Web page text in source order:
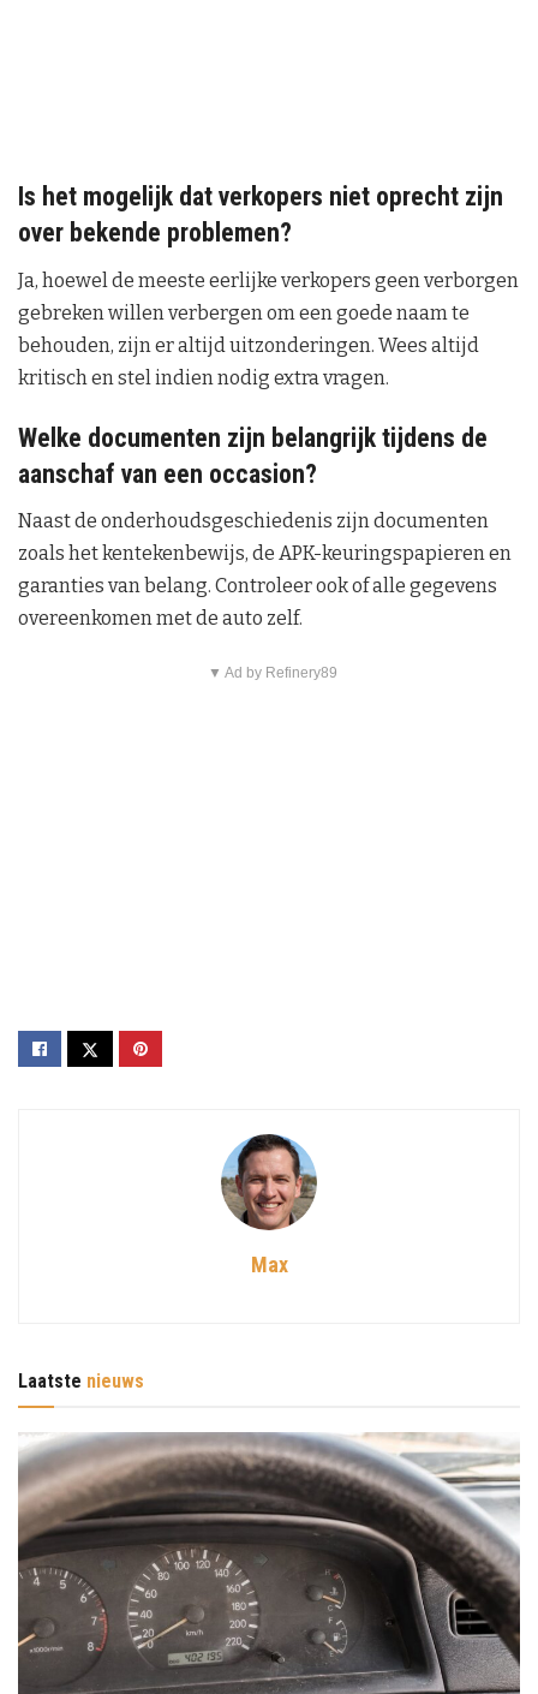
Is het mogelijk dat verkopers niet oprecht zijn
over bekende problemen?
Ja, hoewel de meeste eerlijke verkopers geen verborgen
gebreken willen verbergen om een goede naam te
behouden, zijn er altijd uitzonderingen. Wees altijd
kritisch en stel indien nodig extra vragen.
Welke documenten zijn belangrijk tijdens de
aanschaf van een occasion?
Naast de onderhoudsgeschiedenis zijn documenten
zoals het kentekenbewijs, de APK-keuringspapieren en
garanties van belang. Controleer ook of alle gegevens
overeenkomen met de auto zelf.
▼ Ad by Refinery89
Max
Laatste nieuws